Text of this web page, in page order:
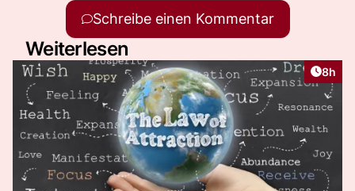
Schreibe einen Kommentar
Weiterlesen
8h